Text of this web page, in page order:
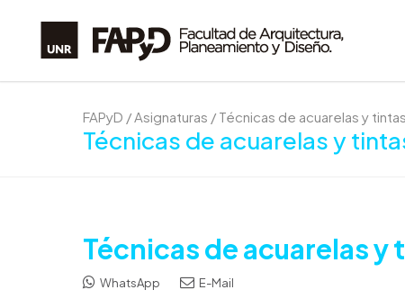
FAPyD /Asignaturas / Técnicas de acuarelas y
Técnicas de acuarelas y
Técnicas de acuarelas y
WhatsApp E-Mail